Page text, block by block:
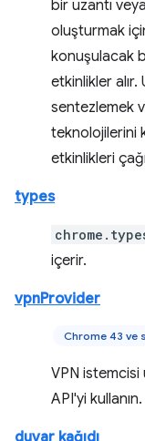
bir uzantı
oluşturmak
konuşulacak
etkinlikler alır.
sentezlemek
teknolojilerini
etkinlikleri
types
içerir.
vpnProvider
Chrome 43 ve
VPN istemcisi
API'yi kullanın.
duvar kağıdı